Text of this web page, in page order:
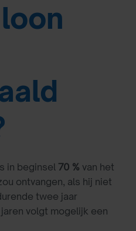
in beginsel 70 % van het
ontvangen, als hij niet
twee jaar
volgt mogelijk een